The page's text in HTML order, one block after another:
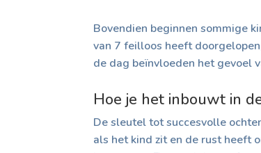
Bovendien beginnen sommige
van 7 feilloos heeft
de dag beïnvloeden het gevoel
Hoe je het inbouwt in
De sleutel tot succesvolle
als het kind zit en de rust heeft